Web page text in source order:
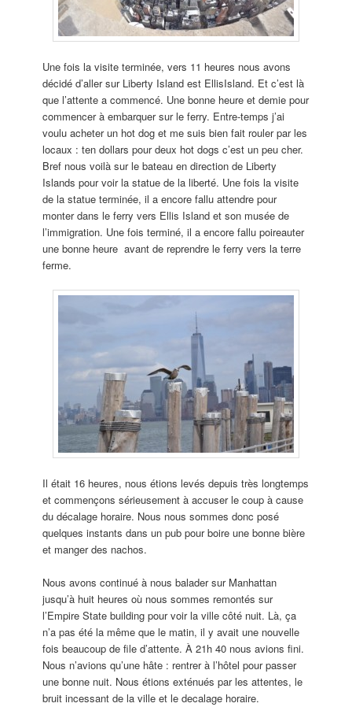
Une fois la visite terminée, vers 11 heures nous avons
décidé d’aller sur Liberty Island est EllisIsland. Et c’est là
que l’attente a commencé. Une bonne heure et demie pour
commencer à embarquer sur le ferry. Entre-temps j’ai
voulu acheter un hot dog et me suis bien fait rouler par les
locaux : ten dollars pour deux hot dogs c’est un peu cher.
Bref nous voilà sur le bateau en direction de Liberty
Islands pour voir la statue de la liberté. Une fois la visite
de la statue terminée, il a encore fallu attendre pour
monter dans le ferry vers Ellis Island et son musée de
l’immigration. Une fois terminé, il a encore fallu poireauter
une bonne heure avant de reprendre le ferry vers la terre
ferme.
Il était 16 heures, nous étions levés depuis très longtemps
et commençons sérieusement à accuser le coup à cause
du décalage horaire. Nous nous sommes donc posé
quelques instants dans un pub pour boire une bonne bière
et manger des nachos.
Nous avons continué à nous balader sur Manhattan
jusqu’à huit heures où nous sommes remontés sur
l’Empire State building pour voir la ville côté nuit. Là, ça
n’a pas été la même que le matin, il y avait une nouvelle
fois beaucoup de file d’attente. À 21h 40 nous avions fini.
Nous n’avions qu’une hâte : rentrer à l’hôtel pour passer
une bonne nuit. Nous étions exténués par les attentes, le
bruit incessant de la ville et le decalage horaire.